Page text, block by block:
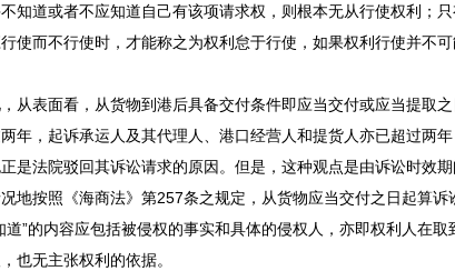
知道或者不应知道自己有该项请求权，则根本无从行使权利；
使而不行使时，才能称之为权利怠于行使，如果权利行使并不
表面看，从货物到港后具备交付条件即应当交付或应当提取之
年，起诉承运人及其代理人、港口经营人和提货人亦已超过两
是法院驳回其诉讼请求的原因。但是，这种观点是由诉讼时效期
地按照《海商法》第257条之规定，从货物应当交付之日起算诉
道”的内容应包括被侵权的事实和具体的侵权人，亦即权利人在
也无主张权利的依据。